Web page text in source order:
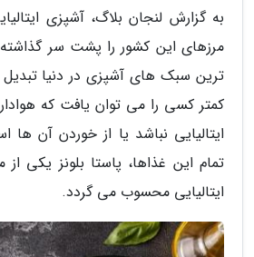
به گزارش لنجان بلاگ، آشپزی
مرزهای این کشور را پشت سر
ترین سبک های آشپزی در دنیا
کمتر کسی را می توان یافت که هوادار
ایتالیایی نباشد یا از خوردن آن ها
تمام این غذاها، پاستا بلونز یکی
ایتالیایی محسوب می گردد.